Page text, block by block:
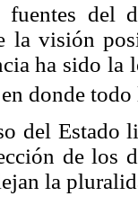
del
la visión
ha sido la
donde
del Estado
de los
la